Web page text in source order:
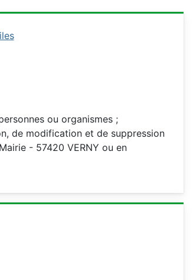
ou organismes ;
de modification et de suppression
- 57420 VERNY ou en